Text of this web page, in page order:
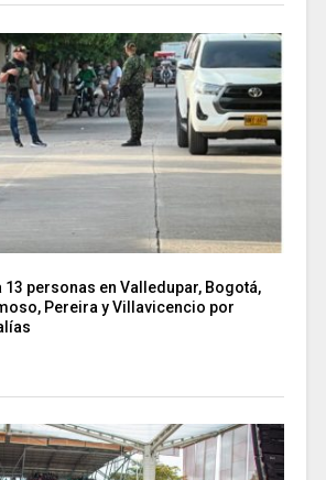
13 personas en Valledupar, Bogotá,
Pereira y Villavicencio por